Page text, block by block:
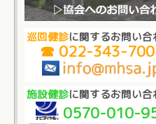
巡回健診に関するお問い合
☎ 022-343-
施設健診に関するお問い合
0570-010-